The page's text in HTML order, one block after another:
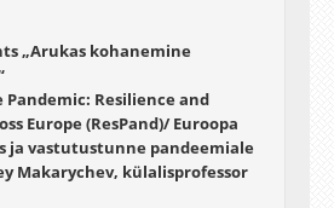
„Arukas kohanemine
Pandemic: Resilience and
Europe (ResPand)/ Euroopa
ja vastutustunne pandeemiale
Makarychev, külalisprofessor